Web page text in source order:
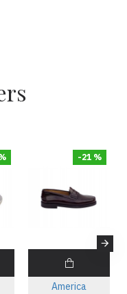
-21 %
America